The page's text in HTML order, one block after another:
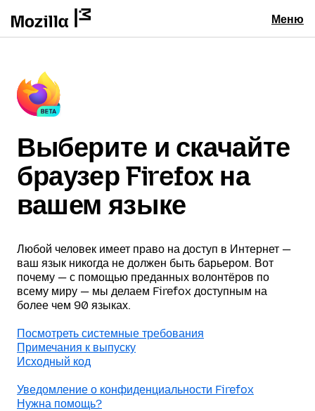
Меню
Выберите и скачайте
браузер Firefox на
вашем языке
Любой человек имеет право на доступ в Интернет —
ваш язык никогда не должен быть барьером. Вот
почему — с помощью преданных волонтёров по
всему миру — мы делаем Firefox доступным на
более чем 90 языках.
Посмотреть системные требования
Примечания к выпуску
Исходный код
Уведомление о конфиденциальности Firefox
Нужна помощь?